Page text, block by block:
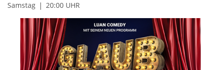
Samstag 20:00 UHR